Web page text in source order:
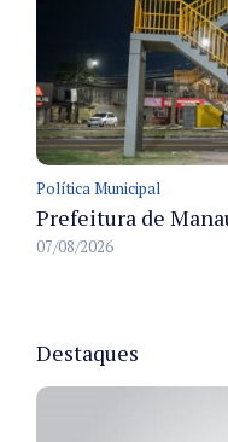
Política Municipal
07/08/2026
Destaques